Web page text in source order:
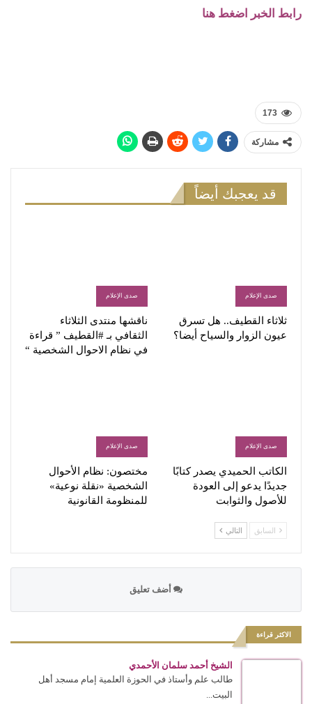
رابط الخبر اضغط هنا
173
مشاركة
قد يعجبك أيضاً
صدى الإعلام
ثلاثاء القطيف.. هل تسرق
عيون الزوار والسياح أيضا؟
صدى الإعلام
ناقشها منتدى الثلاثاء
الثقافي بـ #القطيف ” قراءة
في نظام الاحوال الشخصية “
صدى الإعلام
الكاتب الحميدي يصدر كتابًا
جديدًا يدعو إلى العودة
للأصول والثوابت
صدى الإعلام
مختصون: نظام الأحوال
الشخصية «نقلة نوعية»
للمنظومة القانونية
السابق التالي
أضف تعليق
الاكثر قراءة
الشيخ أحمد سلمان الأحمدي
طالب علم وأستاذ في الحوزة العلمية إمام مسجد أهل
البيت...